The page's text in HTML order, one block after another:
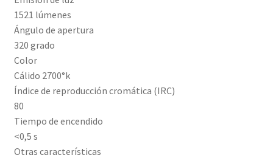
1521 lúmenes
Ángulo de apertura
320 grado
Color
Cálido 2700°k
Índice de reproducción cromática (IRC)
80
Tiempo de encendido
<0,5 s
Otras características